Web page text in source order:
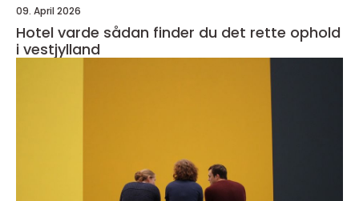
09. April 2026
Hotel varde sådan finder du det rette ophold
i vestjylland